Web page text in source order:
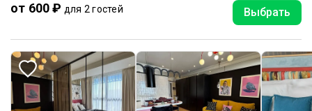
от 600 ₽ для 2 гостей Выбрать